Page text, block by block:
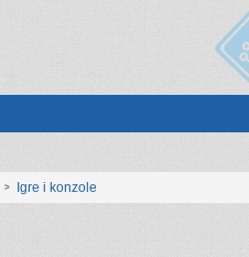
Igre i konzole